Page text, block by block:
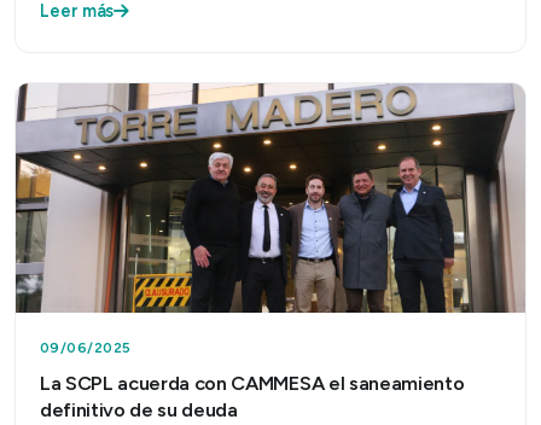
Leer más
09/06/2025
La SCPL acuerda con CAMMESA el saneamiento
definitivo de su deuda